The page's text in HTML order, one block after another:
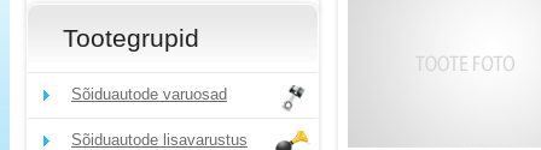
Tootegrupid
Sõiduautode varuosad
Sõiduautode lisavarustus